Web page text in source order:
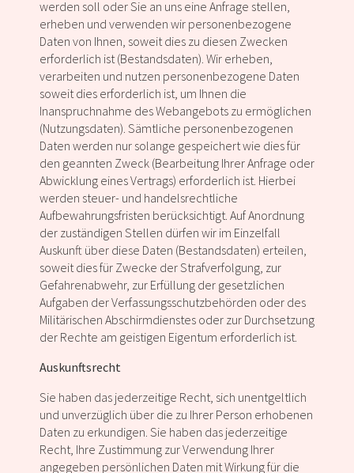
werden soll oder Sie an uns eine Anfrage stellen,
erheben und verwenden wir personenbezogene
Daten von Ihnen, soweit dies zu diesen Zwecken
erforderlich ist (Bestandsdaten). Wir erheben,
verarbeiten und nutzen personenbezogene Daten
soweit dies erforderlich ist, um Ihnen die
Inanspruchnahme des Webangebots zu ermöglichen
(Nutzungsdaten). Sämtliche personenbezogenen
Daten werden nur solange gespeichert wie dies für
den geannten Zweck (Bearbeitung Ihrer Anfrage oder
Abwicklung eines Vertrags) erforderlich ist. Hierbei
werden steuer- und handelsrechtliche
Aufbewahrungsfristen berücksichtigt. Auf Anordnung
der zuständigen Stellen dürfen wir im Einzelfall
Auskunft über diese Daten (Bestandsdaten) erteilen,
soweit dies für Zwecke der Strafverfolgung, zur
Gefahrenabwehr, zur Erfüllung der gesetzlichen
Aufgaben der Verfassungsschutzbehörden oder des
Militärischen Abschirmdienstes oder zur Durchsetzung
der Rechte am geistigen Eigentum erforderlich ist.
Auskunftsrecht
Sie haben das jederzeitige Recht, sich unentgeltlich
und unverzüglich über die zu Ihrer Person erhobenen
Daten zu erkundigen. Sie haben das jederzeitige
Recht, Ihre Zustimmung zur Verwendung Ihrer
angegeben persönlichen Daten mit Wirkung für die